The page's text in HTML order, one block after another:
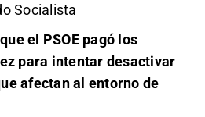
Socialista
el PSOE pagó los
para intentar desactivar
afectan al entorno de